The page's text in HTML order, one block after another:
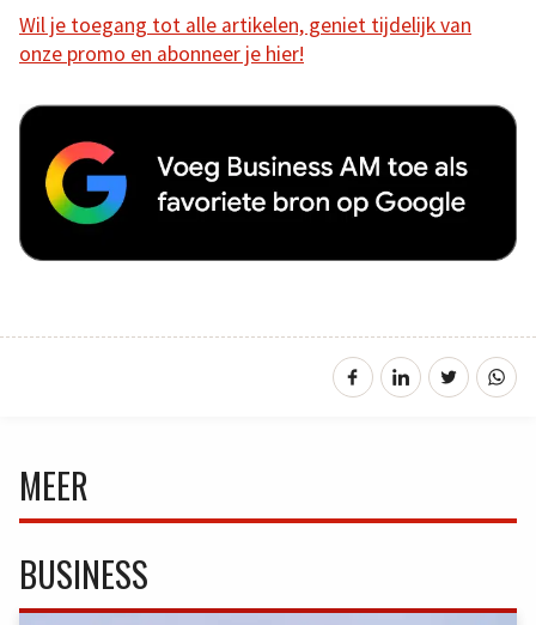
Wil je toegang tot alle artikelen, geniet tijdelijk van
onze promo en abonneer je hier!
MEER
BUSINESS